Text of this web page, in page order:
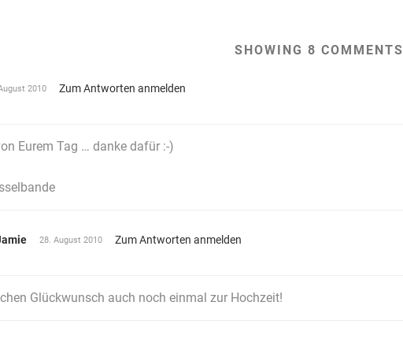
SHOWING 8 COMMENTS
2010 Zum Antworten anmelden
Eurem Tag … danke dafür :-)
28. August 2010 Zum Antworten anmelden
Glückwunsch auch noch einmal zur Hochzeit!